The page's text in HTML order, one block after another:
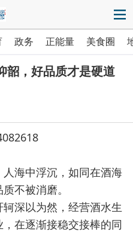
政务 正能量 美食圈
，好品质才是硬道
海中浮沉，如同在酒海
不被消磨。
深以为然，经营酒水生
在逐渐接稳交接棒的同